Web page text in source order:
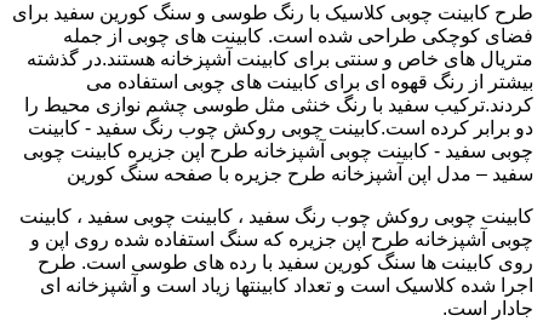
طرح کابینت چوبی کلاسیک با رنگ طوسی و سنگ کورین سفید برای
فضای کوچکی طراحی شده است. کابینت های چوبی از جمله
متریال های خاص و سنتی برای کابینت آشپزخانه هستند.در گذشته
بیشتر از رنگ قهوه ای برای کابینت های چوبی استفاده می
کردند.ترکیب سفید با رنگ خنثی مثل طوسی چشم نوازی محیط را
دو برابر کرده است.کابینت چوبی روکش چوب رنگ سفید - کابینت
چوبی سفید - کابینت چوبی آشپزخانه طرح اپن جزیره کابینت چوبی
سفید – مدل اپن آشپزخانه طرح جزیره با صفحه سنگ کورین
کابینت چوبی روکش چوب رنگ سفید ، کابینت چوبی سفید ، کابینت
چوبی آشپزخانه طرح اپن جزیره که سنگ استفاده شده روی اپن و
روی کابینت ها سنگ کورین سفید با رده های طوسی است. طرح
اجرا شده کلاسیک است و تعداد کابینتها زیاد است و آشپزخانه ای
جادار است.